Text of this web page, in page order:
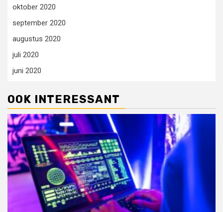
oktober 2020
september 2020
augustus 2020
juli 2020
juni 2020
OOK INTERESSANT